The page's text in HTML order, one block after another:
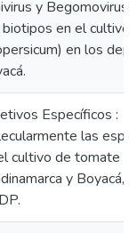
y Begomovirus
en el cultivo
en los
Específicos :
las
cultivo de tomate
y Boyacá,